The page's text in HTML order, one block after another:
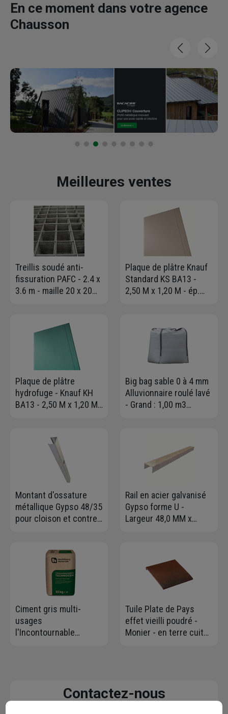
En ce moment dans votre agence
Chausson
Meilleures ventes
Treillis soudé anti-
fissuration PAFC - 2.4 x
3.6 m - maille 20 x 20
Plaque de plâtre Knauf
Standard KS BA13 -
2,50 M x 1,20 M - ép.
Plaque de plâtre
hydrofuge - Knauf KH
BA13 - 2,50 M x 1,20 M -
Big bag sable 0 à 4 mm
Alluvionnaire roulé lavé
- Grand : 1,00 m3
Montant d'ossature
métallique Gypso 48/35
pour cloison et contre-
Rail en acier galvanisé
Gypso forme U -
Largeur 48,0 MM x
Ciment gris multi-
usages
l'Incontournable
Tuile Plate de Pays
effet vieilli poudré -
Monier - en terre cuite
Contactez-nous